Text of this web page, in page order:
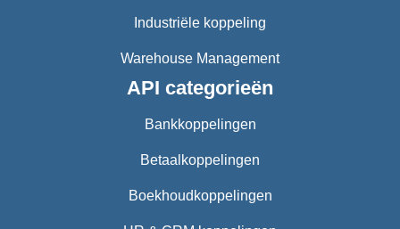
Industriële koppeling
Warehouse Management
API categorieën
Bankkoppelingen
Betaalkoppelingen
Boekhoudkoppelingen